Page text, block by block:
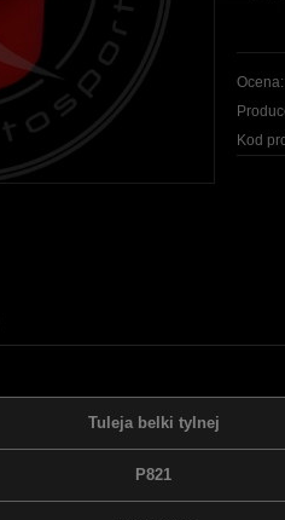
Ocena:
Kod
Tuleja belki tylnej
P821